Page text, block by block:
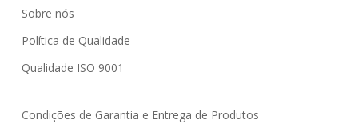
Sobre nós
Política de Qualidade
Qualidade ISO 9001
Condições de Garantia e Entrega de Produtos